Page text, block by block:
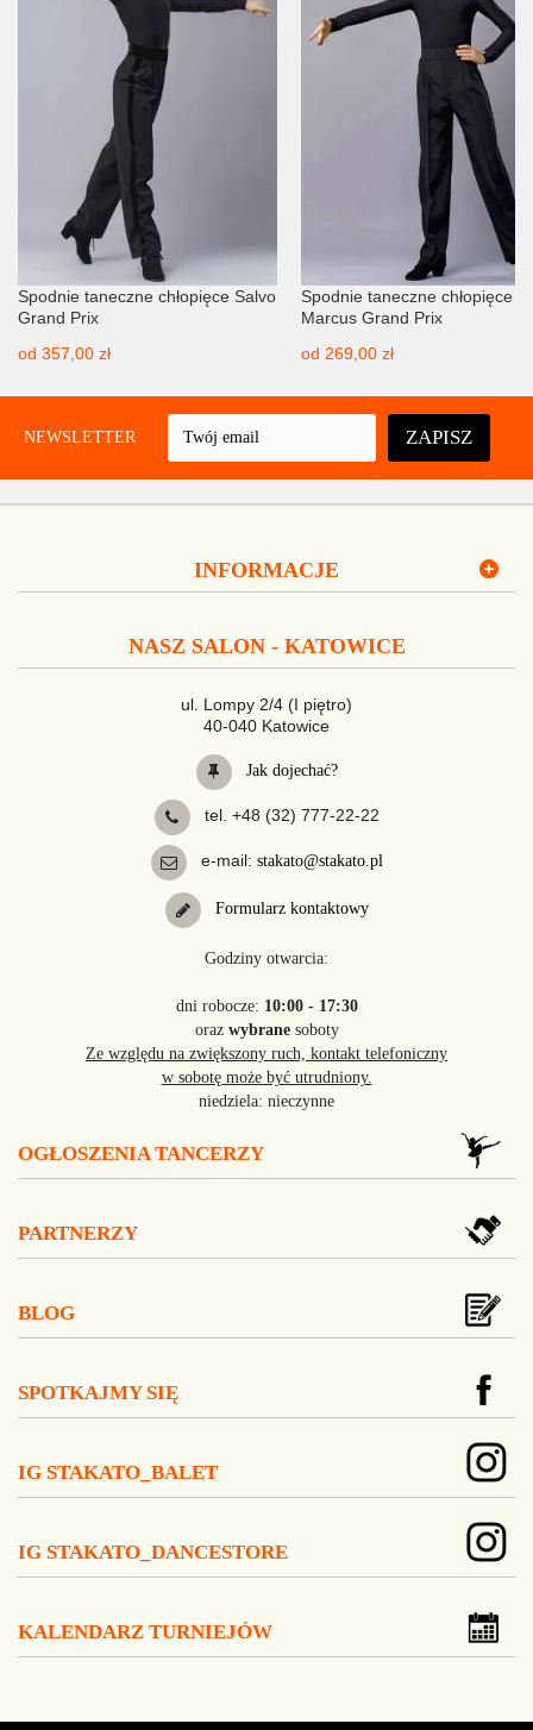
Spodnie taneczne chłopięce Salvo
Grand Prix
od 357,00 zł
Spodnie taneczne chłopięce
Marcus Grand Prix
od 269,00 zł
NEWSLETTER ZAPISZ
INFORMACJE
NASZ SALON - KATOWICE
ul. Lompy 2/4 (I piętro)
40-040 Katowice
Jak dojechać?
tel. +48 (32) 777-22-22
e-mail: stakato@stakato.pl
Formularz kontaktowy
Godziny otwarcia:
dni robocze: 10:00 - 17:30
oraz wybranesoboty
Ze względu na zwiększony ruch, kontakt telefoniczny
w sobotę może być utrudniony.
niedziela: nieczynne
OGŁOSZENIA TANCERZY
PARTNERZY
BLOG
SPOTKAJMY SIĘ
IG STAKATO_BALET
IG STAKATO_DANCESTORE
KALENDARZ TURNIEJÓW